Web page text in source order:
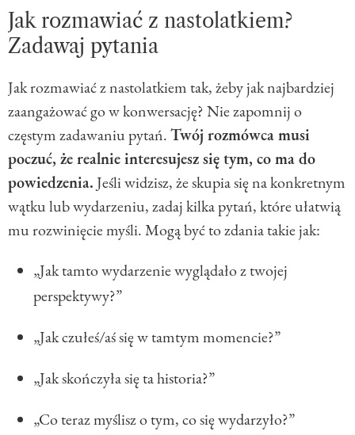
Jak rozmawiać z nastolatkiem?
Zadawaj pytania
Jak rozmawiać z nastolatkiem tak, żeby jak najbardziej
zaangażować go w konwersację? Nie zapomnij o
częstym zadawaniu pytań.Twój rozmówca musi
poczuć, że realnie interesujesz się tym, co ma do
powiedzenia.Jeśli widzisz, że skupia się na konkretnym
wątku lub wydarzeniu, zadaj kilka pytań, które ułatwią
mu rozwinięcie myśli. Mogą być to zdania takie jak:
„Jak tamto wydarzenie wyglądało z twojej
perspektywy?”
„Jak czułeś/aś się w tamtym momencie?”
„Jak skończyła się ta historia?”
„Co teraz myślisz o tym, co się wydarzyło?”